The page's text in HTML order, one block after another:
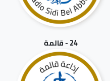
24 - قالمة